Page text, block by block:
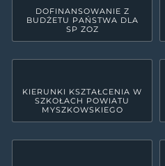
DOFINANSOWANIE Z
BUDŻETU PAŃSTWA DLA
SP ZOZ
KIERUNKI KSZTAŁCENIA W
SZKOŁACH POWIATU
MYSZKOWSKIEGO